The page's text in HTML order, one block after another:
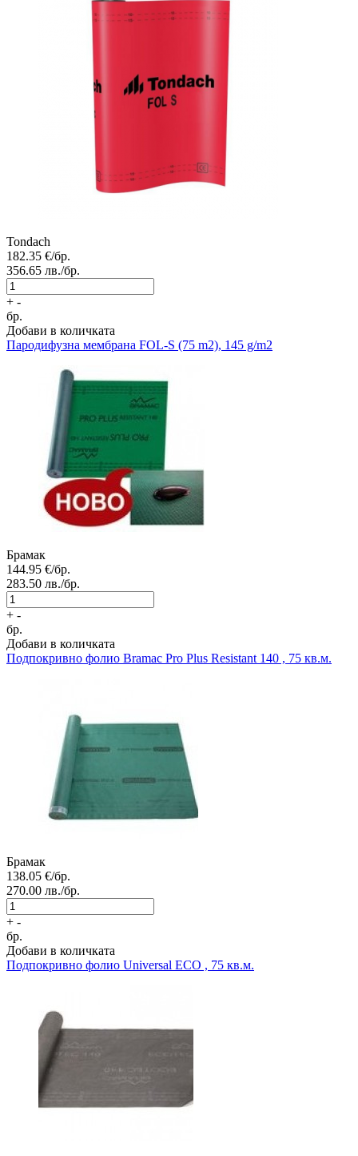
Tondach
182.35 €/бр.
356.65 лв./бр.
+ -
бр.
Добави в количката
Пародифузна мембрана FOL-S (75 m2), 145 g/m2
Брамак
144.95 €/бр.
283.50 лв./бр.
+ -
бр.
Добави в количката
Подпокривно фолио Bramac Pro Plus Resistant 140 , 75 кв.м.
Брамак
138.05 €/бр.
270.00 лв./бр.
+ -
бр.
Добави в количката
Подпокривно фолио Universal ECO , 75 кв.м.